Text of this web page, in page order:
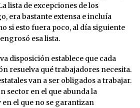
lista de excepciones de los
era bastante extensa e incluía
si esto fuera poco, al día siguiente
esa lista.
disposición establece que cada
resuelva qué trabajadores necesita.
van a ser obligados a trabajar.
sector en el que abunda la
el que no se garantizan